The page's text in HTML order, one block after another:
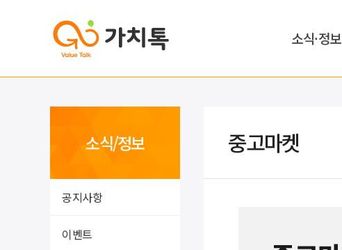
소식·정보
소식/정보
공지사항
이벤트
중고마켓